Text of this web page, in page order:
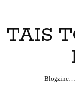
TAIS
Blogzine…